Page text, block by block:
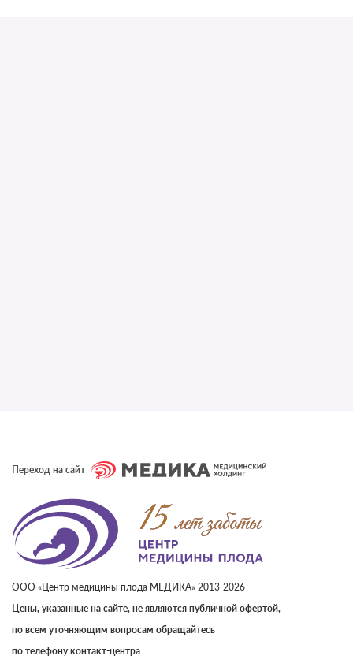
Переход на сайт
ООО «Центр медицины плода МЕДИКА» 2013-2026
Цены, указанные на сайте, не являются публичной офертой,
по всем уточняющим вопросам обращайтесь
по телефону контакт-центра